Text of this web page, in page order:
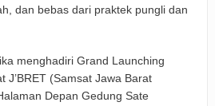
dan bebas dari praktek pungli dan
menghadiri Grand Launching
J’BRET (Samsat Jawa Barat
Depan Gedung Sate